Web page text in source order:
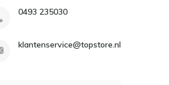
0493 235030
klantenservice@topstore.nl